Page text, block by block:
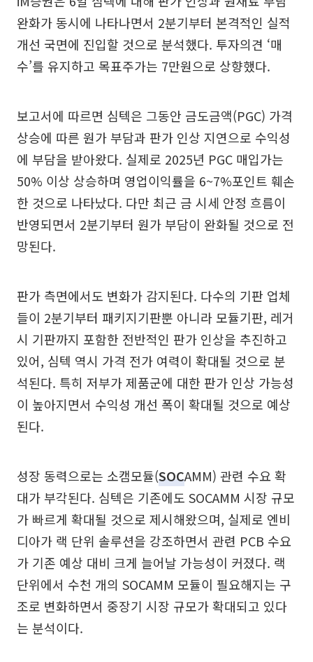
완화가 동시에 나타나면서 2분기부터 본격적인 실적
개선 국면에 진입할 것으로 분석했다. 투자의견 ‘매
수’를 유지하고 목표주가는 7만원으로 상향했다.
보고서에 따르면 심텍은 그동안 금도금액(PGC) 가격
상승에 따른 원가 부담과 판가 인상 지연으로 수익성
에 부담을 받아왔다. 실제로 2025년 PGC 매입가는
50% 이상 상승하며 영업이익률을 6~7%포인트 훼손
한 것으로 나타났다. 다만 최근 금 시세 안정 흐름이
반영되면서 2분기부터 원가 부담이 완화될 것으로 전
망된다.
판가 측면에서도 변화가 감지된다. 다수의 기판 업체
들이 2분기부터 패키지기판뿐 아니라 모듈기판, 레거
시 기판까지 포함한 전반적인 판가 인상을 추진하고
있어, 심텍 역시 가격 전가 여력이 확대될 것으로 분
석된다. 특히 저부가 제품군에 대한 판가 인상 가능성
이 높아지면서 수익성 개선 폭이 확대될 것으로 예상
된다.
성장 동력으로는 소캠모듈(SOCAMM) 관련 수요 확
대가 부각된다. 심텍은 기존에도 SOCAMM 시장 규모
가 빠르게 확대될 것으로 제시해왔으며, 실제로 엔비
디아가 랙 단위 솔루션을 강조하면서 관련 PCB 수요
가 기존 예상 대비 크게 늘어날 가능성이 커졌다. 랙
단위에서 수천 개의 SOCAMM 모듈이 필요해지는 구
조로 변화하면서 중장기 시장 규모가 확대되고 있다
는 분석이다.